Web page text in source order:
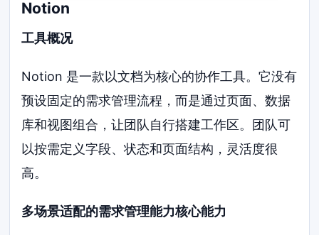
Notion
工具概况
Notion 是一款以文档为核心的协作工具。它没有
预设固定的需求管理流程，而是通过页面、数据
库和视图组合，让团队自行搭建工作区。团队可
以按需定义字段、状态和页面结构，灵活度很
高。
多场景适配的需求管理能力核心能力